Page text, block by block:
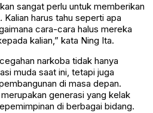
sangat perlu untuk memberikan
Kalian harus tahu seperti apa
cara-cara halus mereka
kalian,” kata Ning Ita.
narkoba tidak hanya
muda saat ini, tetapi juga
di masa depan.
generasi yang kelak
di berbagai bidang.